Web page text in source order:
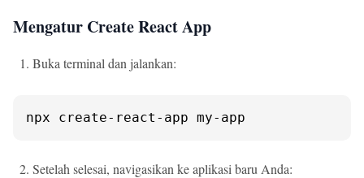
Mengatur Create React App
Buka terminal dan jalankan:
npx create-react-app my-app
Setelah selesai, navigasikan ke aplikasi baru Anda: